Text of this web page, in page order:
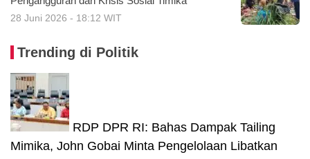
28 Juni 2026 - 18:12 WIT
Trending di Politik
RDP DPR RI: Bahas Dampak Tailing
Mimika, John Gobai Minta Pengelolaan Libatkan